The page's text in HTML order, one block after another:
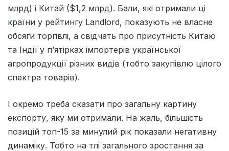
млрд) і Китай ($1,2 млрд). Бали, які отримали ці
країни у рейтингу Landlord, показують не власне
обсяги торгівлі, а свідчать про присутність Китаю
та Індії у п’ятірках імпортерів української
агропродукції різних видів (тобто закупівлю цілого
спектра товарів).
І окремо треба сказати про загальну картину
експорту, яку ми отримали. На жаль, більшість
позицій топ-15 за минулий рік показали негативну
динаміку. Тобто на тлі загального зростання за